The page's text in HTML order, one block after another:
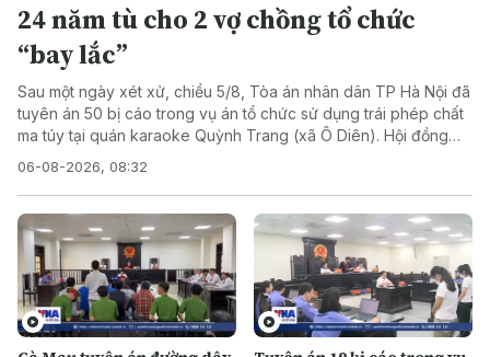
24 năm tù cho 2 vợ chồng tổ chức
“bay lắc”
Sau một ngày xét xử, chiều 5/8, Tòa án nhân dân TP Hà Nội đã
tuyên án 50 bị cáo trong vụ án tổ chức sử dụng trái phép chất
ma túy tại quán karaoke Quỳnh Trang (xã Ô Diên). Hội đồng
diễn ra trong thời gian dài dưới vỏ bọc kinh doanh karaoke.
06-08-2026, 08:32